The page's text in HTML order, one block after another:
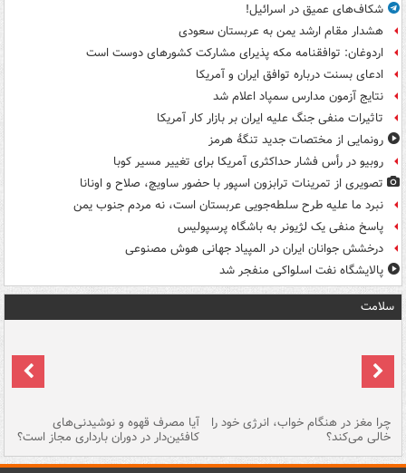
شکاف‌های عمیق در اسرائیل!
هشدار مقام ارشد یمن به عربستان سعودی
اردوغان: توافقنامه مکه پذیرای مشارکت کشورهای دوست است
ادعای بسنت درباره توافق ایران و آمریکا
نتایج آزمون مدارس سمپاد اعلام شد
تاثیرات منفی جنگ علیه ایران بر بازار کار آمریکا
رونمایی از مختصات جدید تنگۀ هرمز
روبیو در رأس فشار حداکثری آمریکا برای تغییر مسیر کوبا
تصویری از تمرینات ترابزون اسپور با حضور ساویچ، صلاح و اونانا
نبرد ما علیه طرح سلطه‌جویی عربستان است، نه مردم جنوب یمن
پاسخ منفی یک لژیونر به باشگاه پرسپولیس
درخشش جوانان ایران در المپیاد جهانی هوش مصنوعی
پالایشگاه نفت اسلواکی منفجر شد
سلامت
چرا مغز در هنگام خواب، انرژی خود را
خالی می‌کند؟
آیا مصرف قهوه و نوشیدنی‌های
کافئین‌دار در دوران بارداری مجاز است؟